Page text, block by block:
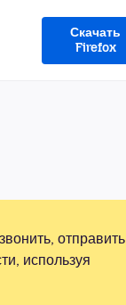
Скачать
Firefox
отправить
используя